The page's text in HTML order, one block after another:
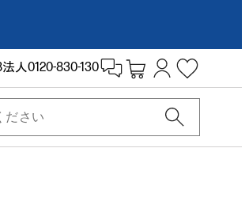
法人0120-830-130